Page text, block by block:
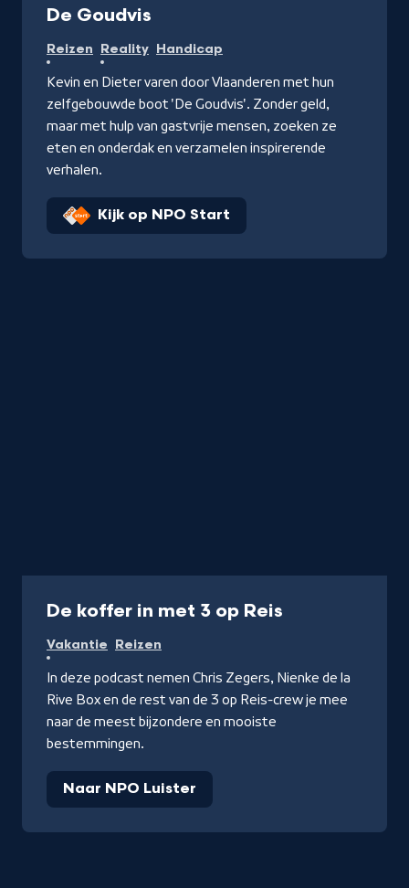
De Goudvis
Reizen Reality Handicap
Kevin en Dieter varen door Vlaanderen met hun
zelfgebouwde boot 'De Goudvis'. Zonder geld,
maar met hulp van gastvrije mensen, zoeken ze
eten en onderdak en verzamelen inspirerende
verhalen.
Kijk op NPO Start
De koffer in met 3 op Reis
Vakantie Reizen
In deze podcast nemen Chris Zegers, Nienke de la
Rive Box en de rest van de 3 op Reis-crew je mee
naar de meest bijzondere en mooiste
bestemmingen.
Naar NPO Luister